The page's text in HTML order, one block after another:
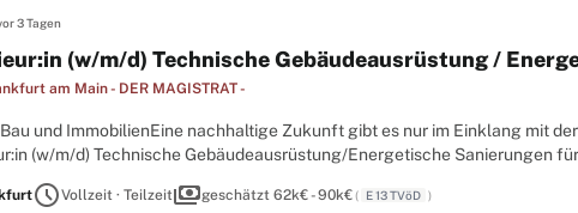
3 Tagen
(w/m/d) Technische Gebäudeausrüstung /
am Main - DER MAGISTRAT -
und ImmobilienEine nachhaltige Zukunft gibt es nur im Einklang mit
(w/m/d) Technische Gebäudeausrüstung/Energetische Sanierungen
scheduleVollzeit · Teilzeitpaymentsgeschätzt 62k€ - 90k€( E 13 TVöD )